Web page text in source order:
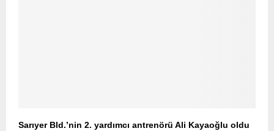
Sarıyer Bld.’nin 2. yardımcı antrenörü Ali Kayaoğlu oldu